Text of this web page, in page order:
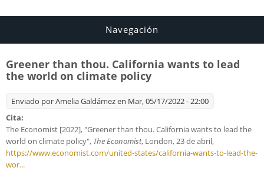
Navegación
Greener than thou. California wants to lead
the world on climate policy
Enviado porAmelia Galdámezen Mar, 05/17/2022 - 22:00
Cita:
The Economist [2022], "Greener than thou. California wants to lead the
world on climate policy", The Economist, London, 23 de abril,
https://www.economist.com/united-states/california-wants-to-lead-the-
wor...